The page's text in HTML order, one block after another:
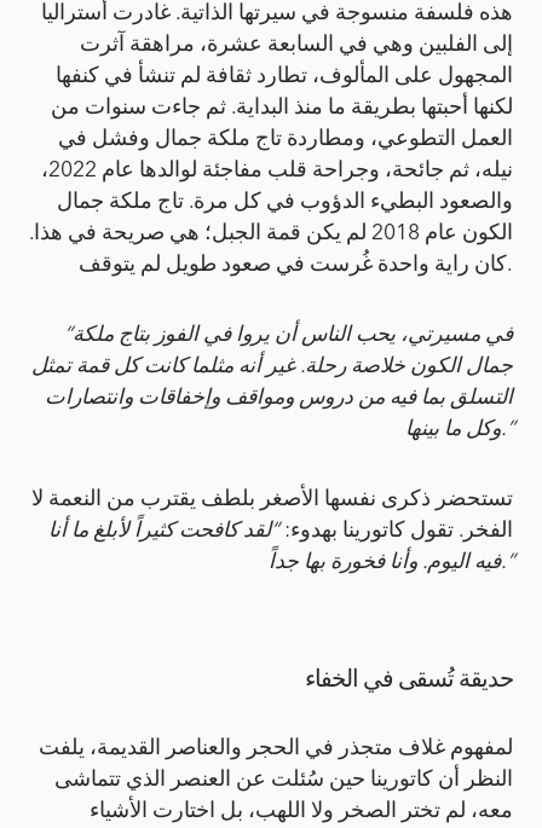
هذه فلسفة منسوجة في سيرتها الذاتية. غادرت أستراليا
إلى الفلبين وهي في السابعة عشرة، مراهقة آثرت
المجهول على المألوف، تطارد ثقافة لم تنشأ في كنفها
لكنها أحبتها بطريقة ما منذ البداية. ثم جاءت سنوات من
العمل التطوعي، ومطاردة تاج ملكة جمال وفشل في
نيله، ثم جائحة، وجراحة قلب مفاجئة لوالدها عام 2022،
والصعود البطيء الدؤوب في كل مرة. تاج ملكة جمال
الكون عام 2018 لم يكن قمة الجبل؛ هي صريحة في هذا.
كان راية واحدة غُرست في صعود طويل لم يتوقف.
“في مسيرتي، يحب الناس أن يروا في الفوز بتاج ملكة
جمال الكون خلاصة رحلة. غير أنه مثلما كانت كل قمة تمثل
التسلق بما فيه من دروس ومواقف وإخفاقات وانتصارات
وكل ما بينها.”
تستحضر ذكرى نفسها الأصغر بلطف يقترب من النعمة لا
الفخر. تقول كاتورينا بهدوء:“لقد كافحت كثيراً لأبلغ ما أنا
فيه اليوم. وأنا فخورة بها جداً.”
حديقة تُسقى في الخفاء
لمفهوم غلاف متجذر في الحجر والعناصر القديمة، يلفت
النظر أن كاتورينا حين سُئلت عن العنصر الذي تتماشى
معه، لم تختر الصخر ولا اللهب، بل اختارت الأشياء